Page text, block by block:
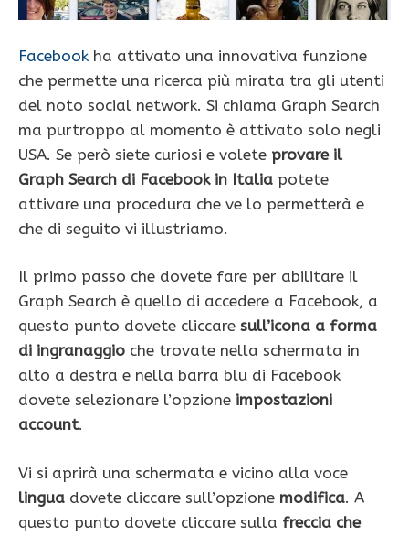
Facebook ha attivato una innovativa funzione
che permette una ricerca più mirata tra gli utenti
del noto social network. Si chiama Graph Search
ma purtroppo al momento è attivato solo negli
USA. Se però siete curiosi e volete provare il
Graph Search di Facebook in Italia potete
attivare una procedura che ve lo permetterà e
che di seguito vi illustriamo.
Il primo passo che dovete fare per abilitare il
Graph Search è quello di accedere a Facebook, a
questo punto dovete cliccare sull’icona a forma
di ingranaggio che trovate nella schermata in
alto a destra e nella barra blu di Facebook
dovete selezionare l’opzione impostazioni
account.
Vi si aprirà una schermata e vicino alla voce
lingua dovete cliccare sull’opzione modifica. A
questo punto dovete cliccare sulla freccia che